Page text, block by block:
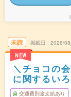
未読
NEW
掲載日 2026/
＼チョコの
に関するい
交通費別途支給あり